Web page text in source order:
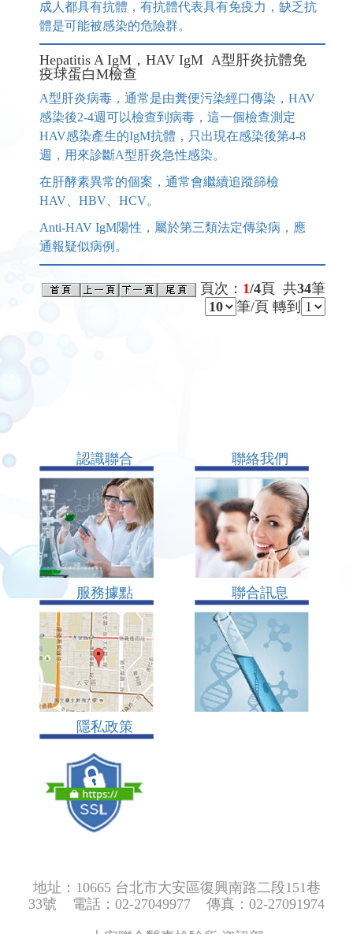
成人都具有抗體，有抗體代表具有免疫力，缺乏抗
體是可能被感染的危險群。
Hepatitis A IgM，HAV IgM A型肝炎抗體免
疫球蛋白M檢查
A型肝炎病毒，通常是由糞便污染經口傳染，HAV
感染後2-4週可以檢查到病毒，這一個檢查測定
HAV感染產生的IgM抗體，只出現在感染後第4-8
週，用來診斷A型肝炎急性感染。
在肝酵素異常的個案，通常會繼續追蹤篩檢
HAV、HBV、HCV。
Anti-HAV IgM陽性，屬於第三類法定傳染病，應
通報疑似病例。
頁次： 1/4頁 共34筆
筆/頁 轉到
認識聯合 聯絡我們
服務據點 聯合訊息
隱私政策
地址：10665 台北市大安區復興南路二段151巷
33號 電話：02-27049977 傳真：02-27091974